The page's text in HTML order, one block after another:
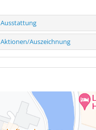
Ausstattung
Aktionen/Auszeichnung